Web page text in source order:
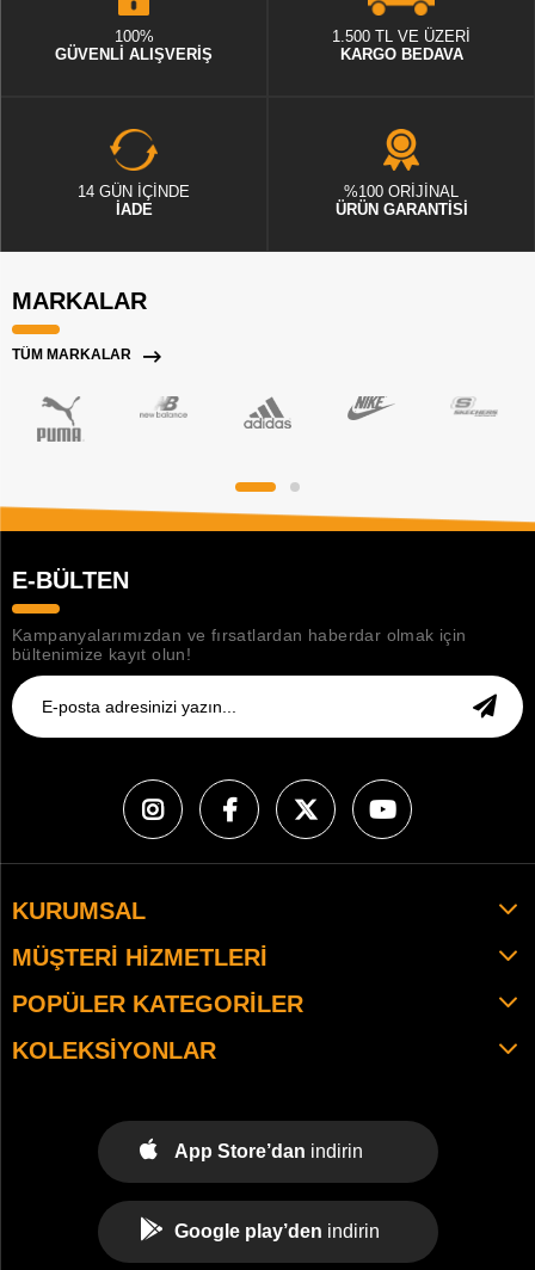
100%
GÜVENLİ ALIŞVERİŞ
1.500 TL VE ÜZERİ
KARGO BEDAVA
14 GÜN İÇİNDE
İADE
%100 ORİJİNAL
ÜRÜN GARANTİSİ
MARKALAR
TÜM MARKALAR
E-BÜLTEN
Kampanyalarımızdan ve fırsatlardan haberdar olmak için
bültenimize kayıt olun!
KURUMSAL
MÜŞTERI HIZMETLERI
POPÜLER KATEGORILER
KOLEKSIYONLAR
App Store’dan indirin
Google play’den indirin